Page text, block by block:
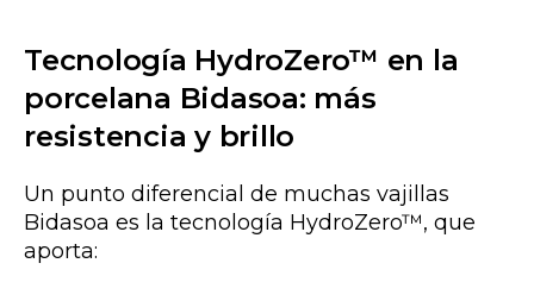
Tecnología HydroZero™ en la
porcelana Bidasoa: más
resistencia y brillo
Un punto diferencial de muchas vajillas
Bidasoa es la tecnología HydroZero™, que
aporta: